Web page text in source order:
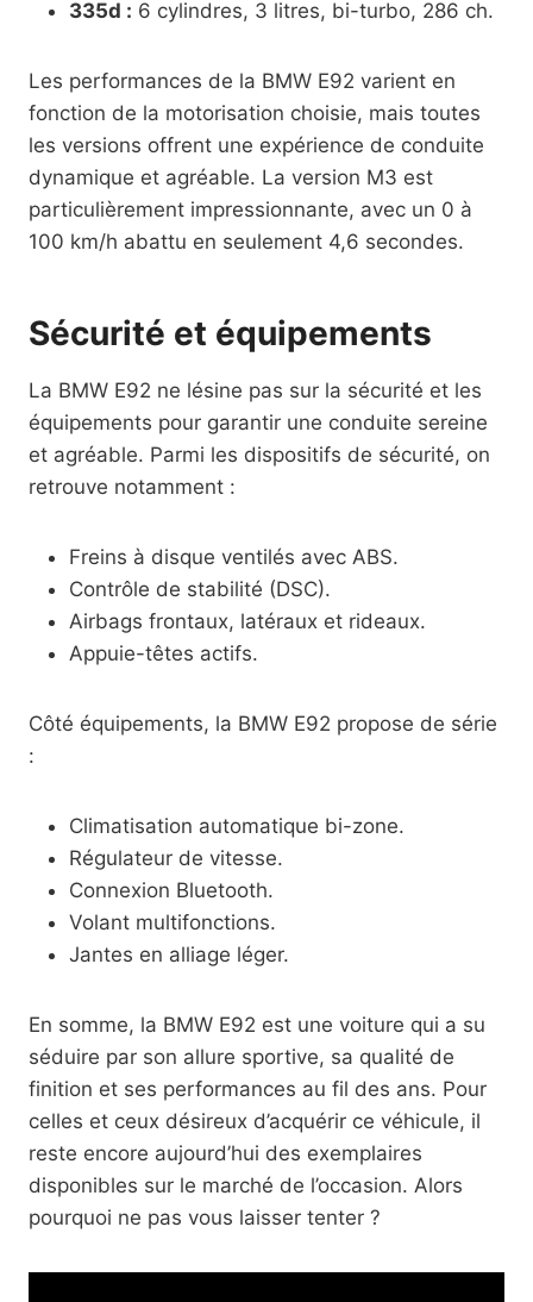
335d : 6 cylindres, 3 litres, bi-turbo, 286 ch.
Les performances de la BMW E92 varient en
fonction de la motorisation choisie, mais toutes
les versions offrent une expérience de conduite
dynamique et agréable. La version M3 est
particulièrement impressionnante, avec un 0 à
100 km/h abattu en seulement 4,6 secondes.
Sécurité et équipements
La BMW E92 ne lésine pas sur la sécurité et les
équipements pour garantir une conduite sereine
et agréable. Parmi les dispositifs de sécurité, on
retrouve notamment :
Freins à disque ventilés avec ABS.
Contrôle de stabilité (DSC).
Airbags frontaux, latéraux et rideaux.
Appuie-têtes actifs.
Côté équipements, la BMW E92 propose de série
:
Climatisation automatique bi-zone.
Régulateur de vitesse.
Connexion Bluetooth.
Volant multifonctions.
Jantes en alliage léger.
En somme, la BMW E92 est une voiture qui a su
séduire par son allure sportive, sa qualité de
finition et ses performances au fil des ans. Pour
celles et ceux désireux d’acquérir ce véhicule, il
reste encore aujourd’hui des exemplaires
disponibles sur le marché de l’occasion. Alors
pourquoi ne pas vous laisser tenter ?